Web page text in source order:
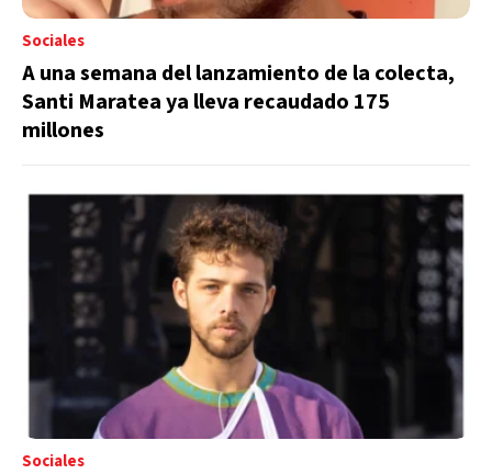
Sociales
A una semana del lanzamiento de la colecta,
Santi Maratea ya lleva recaudado 175
millones
Sociales